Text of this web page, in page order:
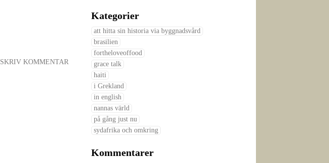
SKRIV KOMMENTAR
Kategorier
att hitta sin historia via byggnadsvård
brasilien
fortheloveoffood
grace talk
haiti
i Grekland
in english
nannas värld
på gång just nu
sydafrika och omkring
Kommentarer